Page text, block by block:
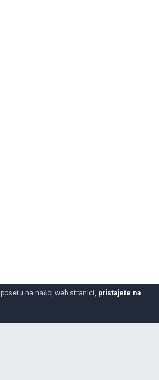
na našoj web stranici, pristajete na